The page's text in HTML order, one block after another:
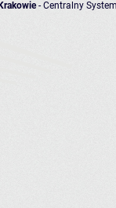
- Centralny